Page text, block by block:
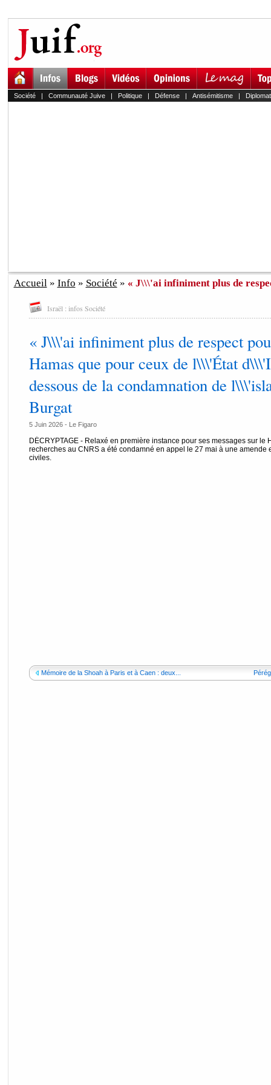
Société| Communauté Juive| Politique| Défense| Antisémitisme|
Accueil» Info » Société » « J\\\'ai infiniment plus de
Israël : infos Société
« J\\\'ai infiniment plus de respect
Hamas que pour ceux de l\\\'État
dessous de la condamnation de
Burgat
5 Juin 2026 - Le Figaro
DÉCRYPTAGE - Relaxé en première instance pour ses messages sur le
recherches au CNRS a été condamné en appel le 27 mai à une amende
civiles.
Mémoire de la Shoah à Paris et à Caen : deux...